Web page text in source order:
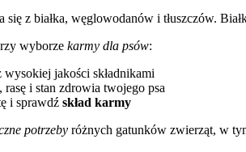
się z białka, węglowodanów i tłuszczów.
wyborze karmy dla psów:
jakości składnikami
i stan zdrowia twojego psa
i sprawdź skład karmy
potrzeby różnych gatunków zwierząt, w